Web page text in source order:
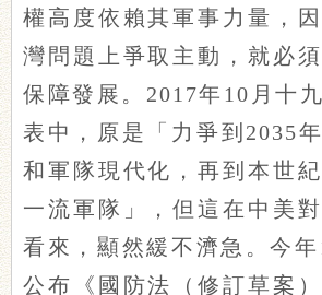
權高度依賴其軍事力量，
灣問題上爭取主動，就必
保障發展。2017年10月十
表中，原是「力爭到2035
和軍隊現代化，再到本世
一流軍隊」，但這在中美
看來，顯然緩不濟急。今
公布《國防法（修訂草案